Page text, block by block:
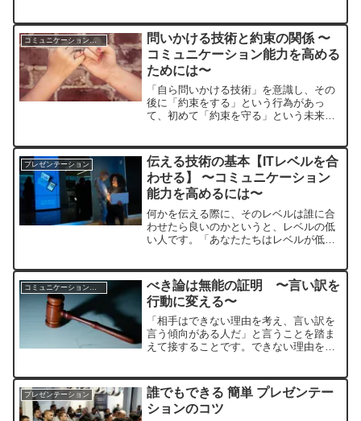
リアクションを取ること
コミュニケーションスキル
問いかける技術と約束の関係 〜
コミュニケーション能力を高める
ためには〜
「自ら問いかける技術」を意識し、その
後に「約束をする」という行為があっ
て、初めて「約束を守る」という未来が
ということが頭に浮かんでしまいます
が、それ以上に「約束をする」という主
体的な行為が大切なのです。
プレゼンテーション
伝える技術の基本【ITレベルを合
わせる】 〜コミュニケーション
能力を高めるには〜
何かを伝える際に、そのレベルは誰に合
わせたら良いのかというと、レベルの低
い人です。「あなたたちはレベルが低い
いきません。「べき論」としては、間違
っていないのですが・・・。
べき論は無能の証明 〜言い訳を
行動に変える〜
「相手はできない理由を考え、言い訳を
言う傾向がある人だ」と言うことを踏ま
えて接することです。できない理由を考
いように、つまり「べき論」で終わらな
いようにすれば良いのです。
プレゼンテーション
誰でもできる 簡単 プレゼンテー
ションのコツ